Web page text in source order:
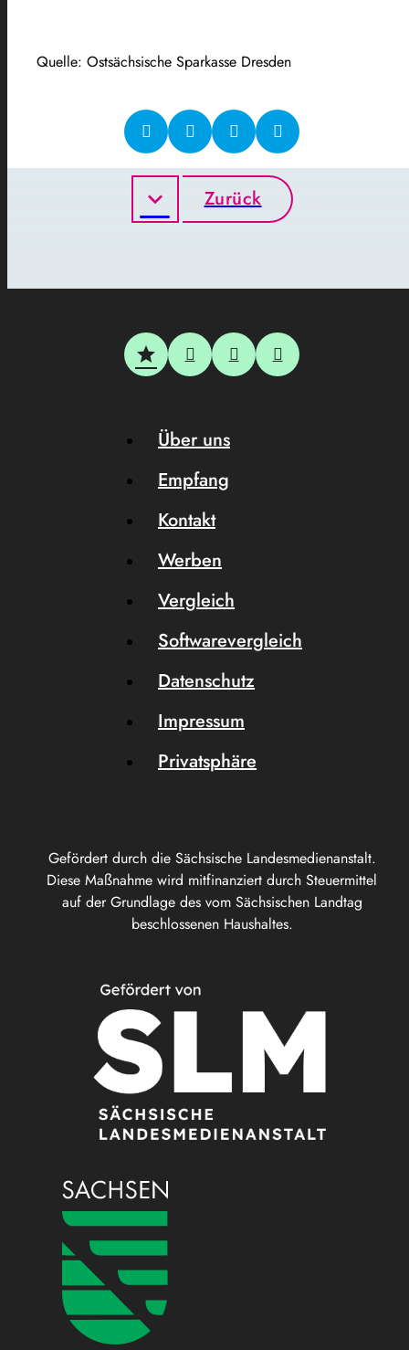
Quelle: Ostsächsische Sparkasse Dresden
Zurück
Gefördert durch die Sächsische Landesmedienanstalt.
Diese Maßnahme wird mitfinanziert durch Steuermittel
auf der Grundlage des vom Sächsischen Landtag
beschlossenen Haushaltes.
Über uns
Empfang
Kontakt
Werben
Vergleich
Softwarevergleich
Datenschutz
Impressum
Privatsphäre